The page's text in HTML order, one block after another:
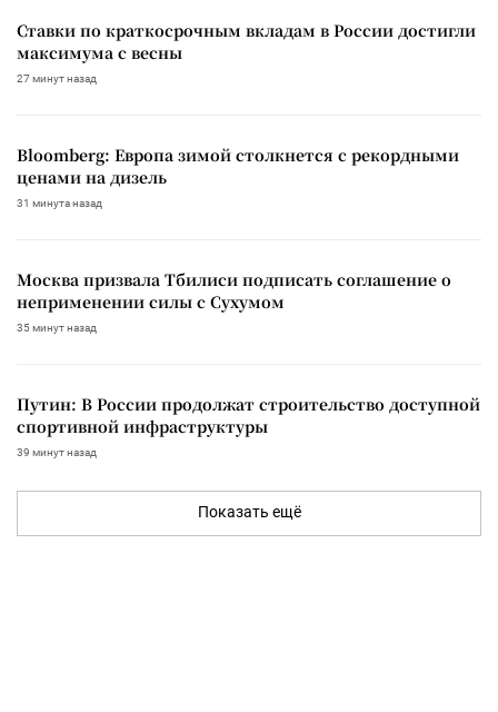
Ставки по краткосрочным вкладам в России достигли
максимума с весны
27 минут назад
Bloomberg: Европа зимой столкнется с рекордными
ценами на дизель
31 минута назад
Москва призвала Тбилиси подписать соглашение о
неприменении силы с Сухумом
35 минут назад
Путин: В России продолжат строительство доступной
спортивной инфраструктуры
39 минут назад
Показать ещё